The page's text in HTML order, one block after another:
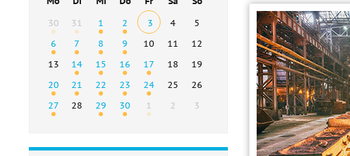
30
31 1 2 3 4
5
6
7 8 9 10 11
12
13
14 15 16 17 18
19
20
21 22 23 24 25
26
27
28 29 30 1 2 3